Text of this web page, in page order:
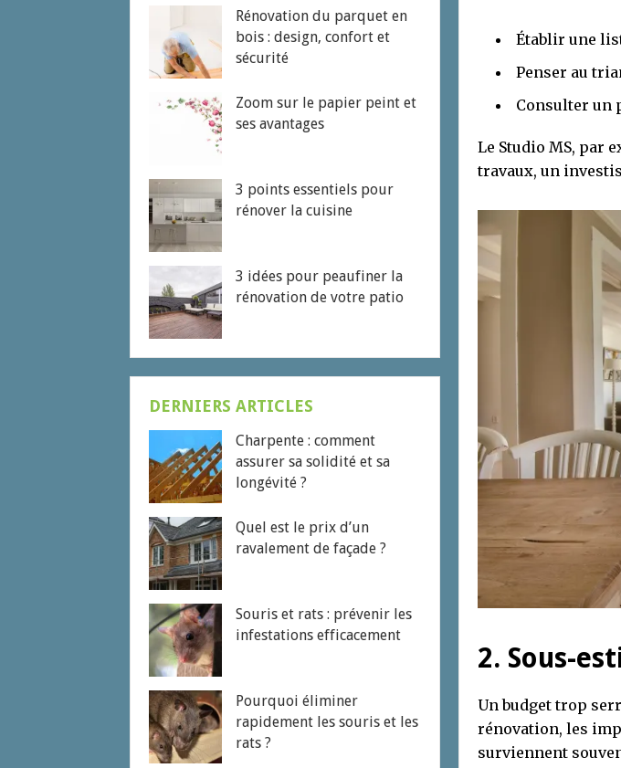
Établir une
Penser au
Consulter un
Le Studio MS, par
travaux, un
2. Sous-
Un budget trop
rénovation, les
surviennent
Rénovation du parquet en
bois : design, confort et
sécurité
Zoom sur le papier peint et
ses avantages
3 points essentiels pour
rénover la cuisine
3 idées pour peaufiner la
rénovation de votre patio
DERNIERS ARTICLES
Charpente : comment
assurer sa solidité et sa
longévité ?
Quel est le prix d’un
ravalement de façade ?
Souris et rats : prévenir les
infestations efficacement
Pourquoi éliminer
rapidement les souris et les
rats ?